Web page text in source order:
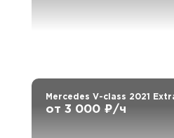
Mercedes V-class 2021
от 3 000 ₽/ч